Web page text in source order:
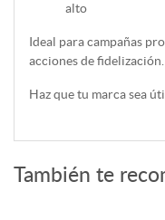
alto
Ideal para campañas
acciones de fidelización.
Haz que tu marca sea
También te